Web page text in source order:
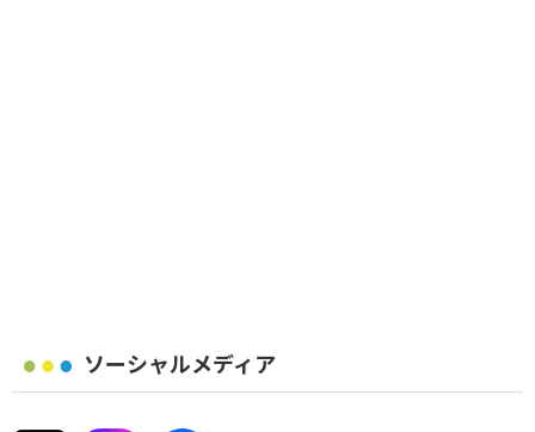
ソーシャルメディア